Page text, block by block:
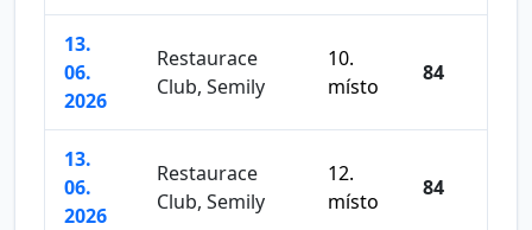
13.
06.
2026
Restaurace
Club, Semily
10.
místo
84
13.
06.
2026
Restaurace
Club, Semily
12.
místo
84